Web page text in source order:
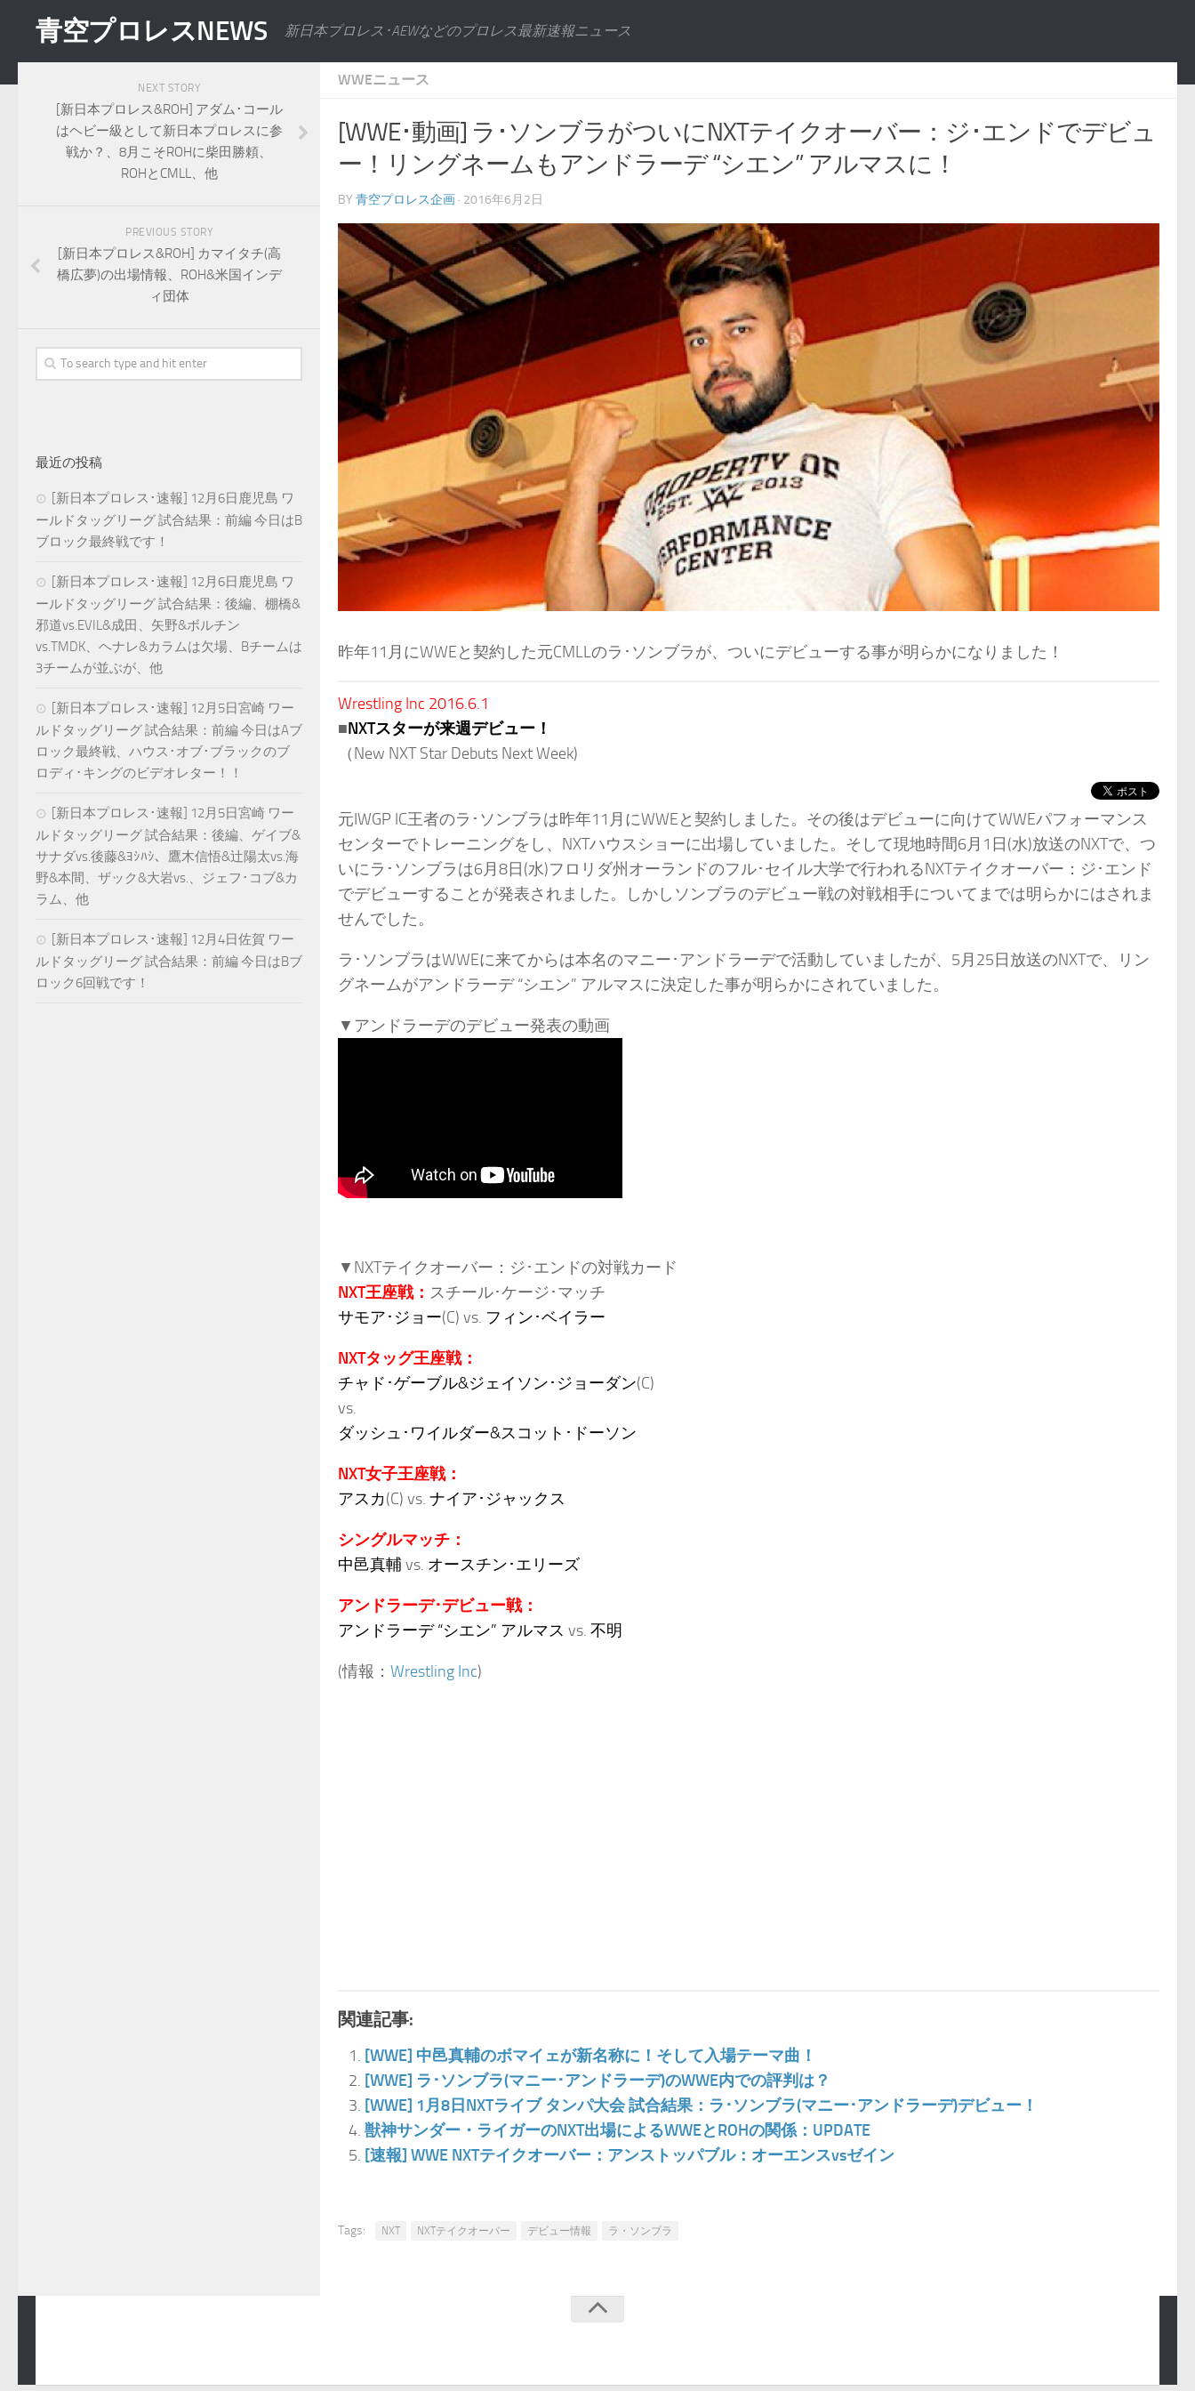
青空プロレスNEWS 新日本プロレス･AEWなどのプロレス最新速報ニュース
WWEニュース
[WWE･動画] ラ･ソンブラがついにNXTテイクオーバー：ジ･エンドでデビュ
ー！リングネームもアンドラーデ “シエン” アルマスに！
BY 青空プロレス企画 · 2016年6月2日
昨年11月にWWEと契約した元CMLLのラ･ソンブラが、ついにデビューする事が明らかになりました！
Wrestling Inc 2016.6.1
■NXTスターが来週デビュー！
（New NXT Star Debuts Next Week)
元IWGP IC王者のラ･ソンブラは昨年11月にWWEと契約しました。その後はデビューに向けてWWEパフォーマンス
センターでトレーニングをし、NXTハウスショーに出場していました。そして現地時間6月1日(水)放送のNXTで、つ
いにラ･ソンブラは6月8日(水)フロリダ州オーランドのフル･セイル大学で行われるNXTテイクオーバー：ジ･エンド
でデビューすることが発表されました。しかしソンブラのデビュー戦の対戦相手についてまでは明らかにはされま
せんでした。
ラ･ソンブラはWWEに来てからは本名のマニー･アンドラーデで活動していましたが、5月25日放送のNXTで、リン
グネームがアンドラーデ “シエン” アルマスに決定した事が明らかにされていました。
▼アンドラーデのデビュー発表の動画
▼NXTテイクオーバー：ジ･エンドの対戦カード
NXT王座戦： スチール･ケージ･マッチ
サモア･ジョー(C) vs. フィン･ベイラー
NXTタッグ王座戦：
チャド･ゲーブル&ジェイソン･ジョーダン(C)
vs.
ダッシュ･ワイルダー&スコット･ドーソン
NXT女子王座戦：
アスカ(C) vs. ナイア･ジャックス
シングルマッチ：
中邑真輔 vs. オースチン･エリーズ
アンドラーデ･デビュー戦：
アンドラーデ “シエン” アルマス vs. 不明
(情報： Wrestling Inc)
関連記事:
[WWE] 中邑真輔のボマイェが新名称に！そして入場テーマ曲！
[WWE] ラ･ソンブラ(マニー･アンドラーデ)のWWE内での評判は？
[WWE] 1月8日NXTライブ タンパ大会 試合結果：ラ･ソンブラ(マニー･アンドラーデ)デビュー！
獣神サンダー・ライガーのNXT出場によるWWEとROHの関係：UPDATE
[速報] WWE NXTテイクオーバー：アンストッパブル：オーエンスvsゼイン
Tags: NXT NXTテイクオーバー デビュー情報 ラ・ソンブラ
NEXT STORY
[新日本プロレス&ROH] アダム･コール
はヘビー級として新日本プロレスに参
戦か？、8月こそROHに柴田勝頼、
ROHとCMLL、他
PREVIOUS STORY
[新日本プロレス&ROH] カマイタチ(高
橋広夢)の出場情報、ROH&米国インデ
ィ団体
最近の投稿
[新日本プロレス･速報] 12月6日鹿児島 ワ
ールドタッグリーグ 試合結果：前編 今日はB
ブロック最終戦です！
[新日本プロレス･速報] 12月6日鹿児島 ワ
ールドタッグリーグ 試合結果：後編、棚橋&
邪道vs.EVIL&成田、矢野&ボルチン
vs.TMDK、ヘナレ&カラムは欠場、Bチームは
3チームが並ぶが、他
[新日本プロレス･速報] 12月5日宮崎 ワー
ルドタッグリーグ 試合結果：前編 今日はAブ
ロック最終戦、ハウス･オブ･ブラックのブ
ロディ･キングのビデオレター！！
[新日本プロレス･速報] 12月5日宮崎 ワー
ルドタッグリーグ 試合結果：後編、ゲイブ&
サナダvs.後藤&ﾖｼﾊｼ、鷹木信悟&辻陽太vs.海
野&本間、ザック&大岩vs.、ジェフ･コブ&カ
ラム、他
[新日本プロレス･速報] 12月4日佐賀 ワー
ルドタッグリーグ 試合結果：前編 今日はBブ
ロック6回戦です！